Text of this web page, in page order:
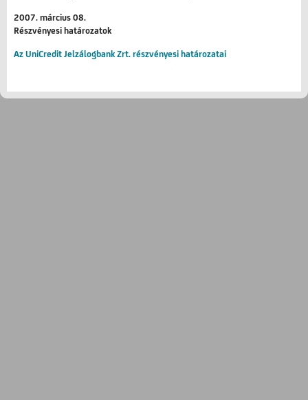
2007. március 08.
Részvényesi határozatok
Az UniCredit Jelzálogbank Zrt. részvényesi határozatai